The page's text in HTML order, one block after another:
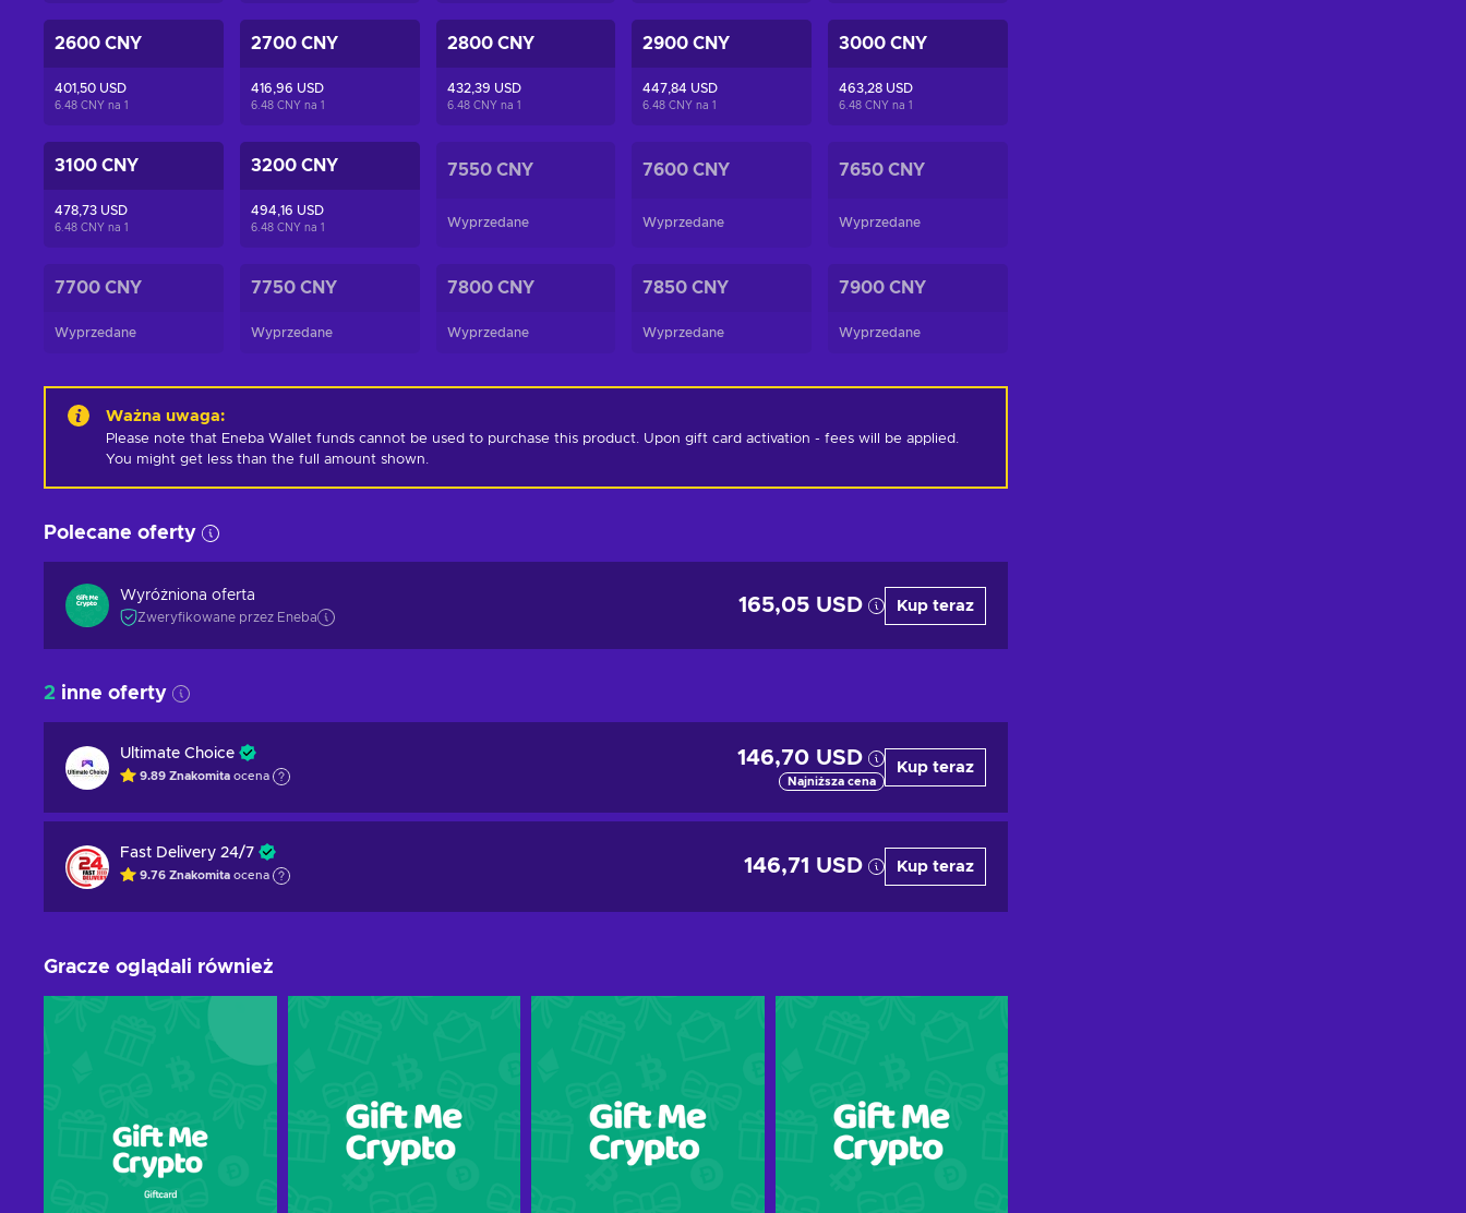
2600 CNY
401,50 USD
6.48 CNY na 1
2700 CNY
416,96 USD
6.48 CNY na 1
2800 CNY
432,39 USD
6.48 CNY na 1
2900 CNY
447,84 USD
6.48 CNY na1
3000 CNY
463,28 USD
6.48 CNY na1
3100 CNY
478,73 USD
6.48 CNY na 1
3200 CNY
494,16 USD
6.48 CNY na 1
7550 CNY
Wyprzedane
7600 CNY
Wyprzedane
7650 CNY
Wyprzedane
7700 CNY
Wyprzedane
7750 CNY
Wyprzedane
7800 CNY
Wyprzedane
7850 CNY
Wyprzedane
7900 CNY
Wyprzedane
Ważna uwaga:
Please note that Eneba Wallet funds cannot be used to purchase this product. Upon gift card activation - fees will be applied.
You might get less than the full amount shown.
Polecane oferty
Wyróżniona oferta
Zweryfikowane przez Eneba
165,05 USD Kup teraz
2 inne oferty
Ultimate Choice
9.89 Znakomita ocena
146,70 USD
Najniższa cena
Kup teraz
Fast Delivery 24/7
9.76 Znakomita ocena 146,71 USD Kup teraz
Gracze oglądali również